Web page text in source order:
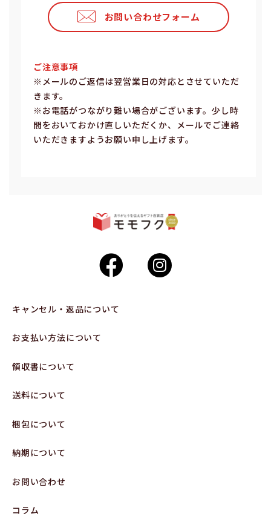
お問い合わせフォーム
ご注意事項
※メールのご返信は翌営業⽇の対応とさせていただ
きます。
※お電話がつながり難い場合がございます。少し時
間をおいておかけ直しいただくか、メールでご連絡
いただきますようお願い申し上げます。
キャンセル・返品について
お支払い方法について
領収書について
送料について
梱包について
納期について
お問い合わせ
コラム